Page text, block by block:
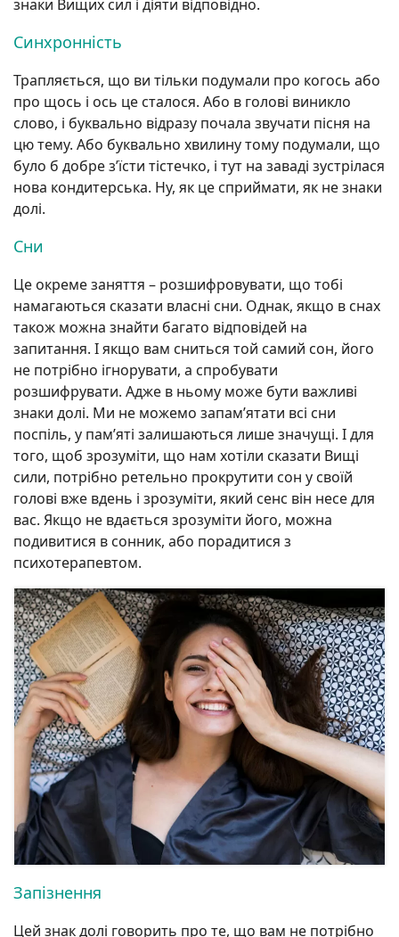
знаки Вищих сил і діяти відповідно.
Синхронність
Трапляється, що ви тільки подумали про когось або
про щось і ось це сталося. Або в голові виникло
слово, і буквально відразу почала звучати пісня на
цю тему. Або буквально хвилину тому подумали, що
було б добре з’їсти тістечко, і тут на заваді зустрілася
нова кондитерська. Ну, як це сприймати, як не знаки
долі.
Сни
Це окреме заняття – розшифровувати, що тобі
намагаються сказати власні сни. Однак, якщо в снах
також можна знайти багато відповідей на
запитання. І якщо вам сниться той самий сон, його
не потрібно ігнорувати, а спробувати
розшифрувати. Адже в ньому може бути важливі
знаки долі. Ми не можемо запам’ятати всі сни
поспіль, у пам’яті залишаються лише значущі. І для
того, щоб зрозуміти, що нам хотіли сказати Вищі
сили, потрібно ретельно прокрутити сон у своїй
голові вже вдень і зрозуміти, який сенс він несе для
вас. Якщо не вдається зрозуміти його, можна
подивитися в сонник, або порадитися з
психотерапевтом.
Запізнення
Цей знак долі говорить про те, що вам не потрібно